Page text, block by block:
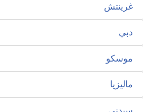
غرينتش
دبي
موسكو
ماليزيا